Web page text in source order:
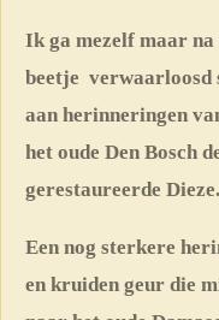
Ik ga mezelf maar
beetje verwaarloosd
aan herinneringen
het oude Den Bosch
gerestaureerde Dieze.
Een nog sterkere
en kruiden geur die